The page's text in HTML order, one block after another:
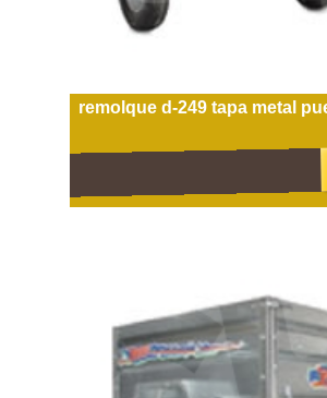
remolque d-249 tapa metal